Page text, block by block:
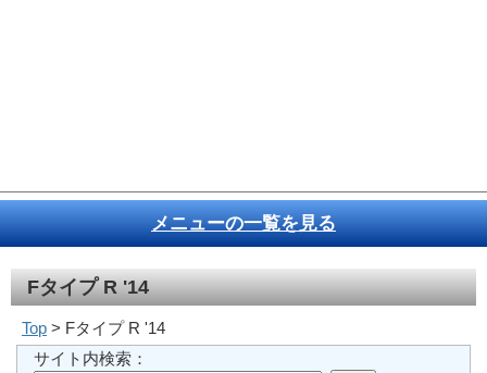
メニューの一覧を見る
Fタイプ R '14
Top > Fタイプ R '14
サイト内検索：